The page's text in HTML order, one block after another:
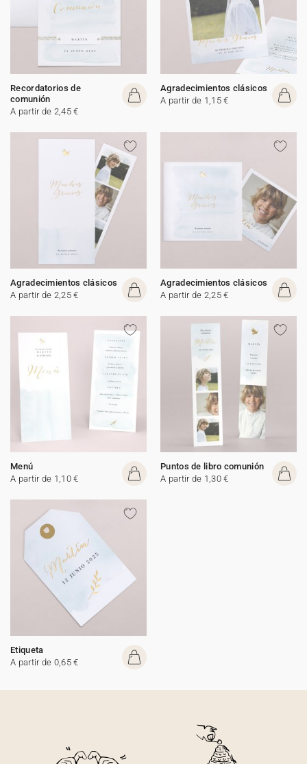
Recordatorios de
comunión
A partir de 2,45 €
Agradecimientos clásicos
A partir de 1,15 €
Agradecimientos clásicos
A partir de 2,25 €
Agradecimientos clásicos
A partir de 2,25 €
Menú
A partir de 1,10 €
Puntos de libro comunión
A partir de 1,30 €
Etiqueta
A partir de 0,65 €